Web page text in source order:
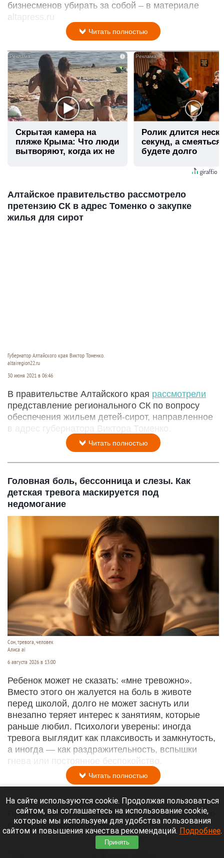
бизнесменов убирать за собой – в материале
altapress.ru
Читать полностью
i
Скрытая камера на
пляже Крыма: Что люди
вытворяют, когда их не
Ролик длится
секунд, а
будете долго
Алтайское правительство рассмотрело
претензию СК в адрес Томенко о закупке
жилья для сирот
Губернатор Алтайского края Виктор Томенко.
altairegion22.ru
30 июня 2021 в 06:46
В правительстве Алтайского края рассмотрели
представление регионального СК по вопросу
обеспечения жильем детей-сирот, направленное
в адрес губернатора Виктора Томенко.
Читать полностью
Головная боль, бессонница и слезы. Как
детская тревога маскируется под
недомогание
Сон, тревога, человек
Алиса ai
6 августа 2026 в 13:00
Ребенок может не сказать: «мне тревожно».
Вместо этого он жалуется на боль в животе
перед школой, долго не может заснуть или
внезапно теряет интерес к занятиям, которые
раньше любил. Психологи уверены: иногда
тревога выглядит как плаксивость и замкнутость,
а иногда — как раздражительность, вспышки
гнева или постоянное беспокойство.
Читать полностью
Пропавший в Приангарье самолет ударился о
сопку. Подробности ЧП
На сайте используются cookie. Продолжая пользоваться
сайтом, вы соглашаетесь на использование cookie,
которые мы используем для удобства пользования
сайтом и повышения качества рекомендаций. Подробнее.
Принять